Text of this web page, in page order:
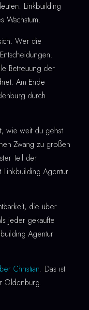
Linkbuilding
Wachstum.
Wer die
Betreuung der
Am Ende
durch
wie weit du gehst
Zwang zu großen
Teil der
Linkbuilding Agentur
die über
jeder gekaufte
Agentur
Christian. Das ist
Oldenburg.